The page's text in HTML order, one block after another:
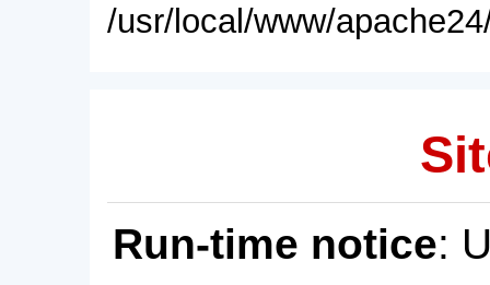
/usr/local/www/
Run-time notice: